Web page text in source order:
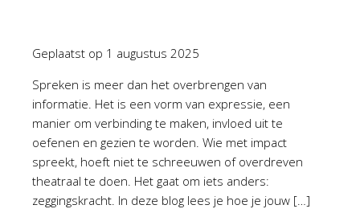
Geplaatst op 1 augustus 2025
Spreken is meer dan het overbrengen van
informatie. Het is een vorm van expressie, een
manier om verbinding te maken, invloed uit te
oefenen en gezien te worden. Wie met impact
spreekt, hoeft niet te schreeuwen of overdreven
theatraal te doen. Het gaat om iets anders:
zeggingskracht. In deze blog lees je hoe je jouw […]